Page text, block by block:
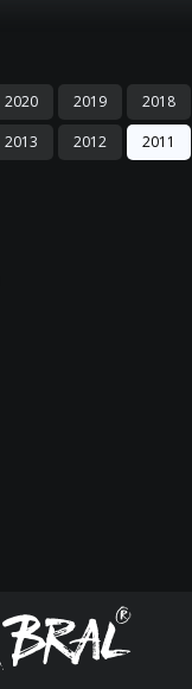
2020 2019 2018
2013 2012 2011